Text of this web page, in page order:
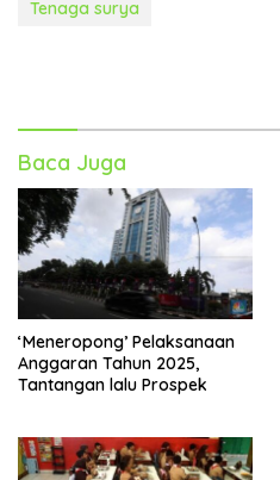
Tenaga surya
Baca Juga
‘Meneropong’ Pelaksanaan
Anggaran Tahun 2025,
Tantangan lalu Prospek